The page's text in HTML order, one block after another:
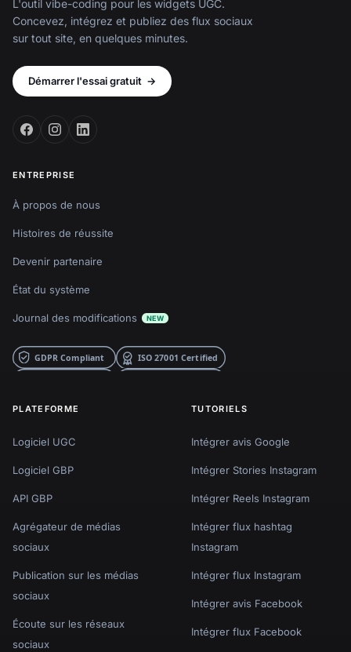
L'outil vibe-coding pour les widgets UGC.
Concevez, intégrez et publiez des flux sociaux
sur tout site, en quelques minutes.
Démarrer l'essai gratuit →
ENTREPRISE
À propos de nous
Histoires de réussite
Devenir partenaire
État du système
Journal des modifications NEW
PLATEFORME
Logiciel UGC
Logiciel GBP
API GBP
Agrégateur de médias
sociaux
Publication sur les médias
sociaux
Écoute sur les réseaux
sociaux
TUTORIELS
Intégrer avis Google
Intégrer Stories Instagram
Intégrer Reels Instagram
Intégrer flux hashtag
Instagram
Intégrer flux Instagram
Intégrer avis Facebook
Intégrer flux Facebook